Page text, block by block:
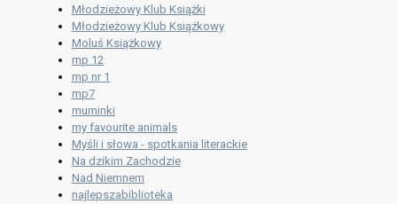
Młodzieżowy Klub Książki
Młodzieżowy Klub Książkowy
Moluś Książkowy
mp 12
mp nr 1
mp7
muminki
my favourite animals
Myśli i słowa - spotkania literackie
Na dzikim Zachodzie
Nad Niemnem
najlepszabiblioteka